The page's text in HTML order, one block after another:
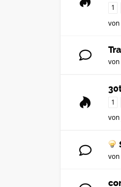
1
von
von
1
von
von